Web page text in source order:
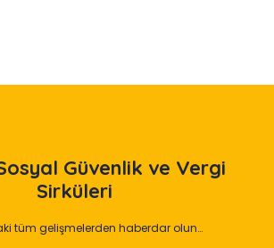
Güvenlik ve Vergi
Sirküleri
tüm gelişmelerden haberdar olun…